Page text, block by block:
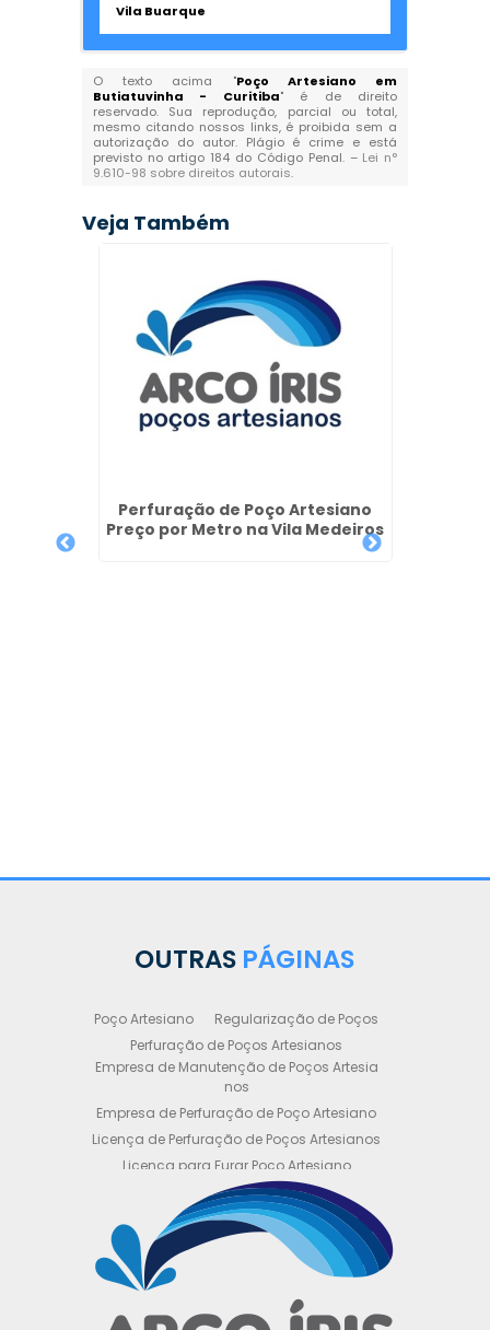
Vila Buarque
O texto acima "Poço Artesiano em
Butiatuvinha - Curitiba" é de direito
reservado. Sua reprodução, parcial ou total,
mesmo citando nossos links, é proibida sem a
autorização do autor. Plágio é crime e está
previsto no artigo 184 do Código Penal. – Lei n°
9.610-98 sobre direitos autorais.
Veja Também
Perfuração de Poço Artesiano
Preço por Metro na Vila Medeiros
OUTRAS PÁGINAS
Poço Artesiano
Regularização de Poços
Perfuração de Poços Artesianos
Empresa de Manutenção de Poços Artesia
nos
Empresa de Perfuração de Poço Artesiano
Licença de Perfuração de Poços Artesianos
Licença para Furar Poço Artesiano
Licença para Perfuração de Poço Artesiano
Licença para Poço Semi Artesiano
Manutenção de Poço Semi Artesiano
Manutenção Preventiva de Poços Artesiano
Obtenha sua Licença de Perfuração de Poç